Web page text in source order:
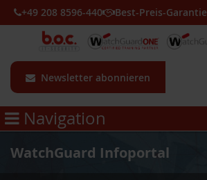
Newsletter abonnieren
+49 208 8596-440 Best-Preis-Garantie
Navigation
WatchGuard Infoportal